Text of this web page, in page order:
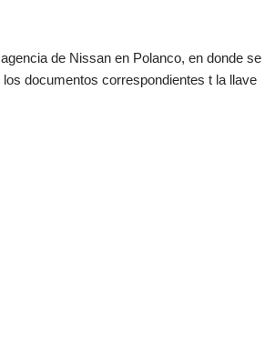
de Nissan en Polanco, en donde se
los documentos correspondientes t la llave